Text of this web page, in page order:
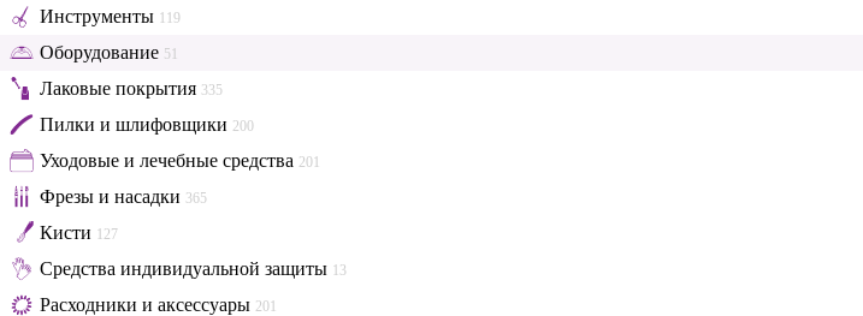
Инструменты 119
Оборудование 51
Лаковые покрытия 335
Пилки и шлифовщики 200
Уходовые и лечебные средства 201
Фрезы и насадки 365
Кисти 127
Средства индивидуальной защиты 13
Расходники и аксессуары 201